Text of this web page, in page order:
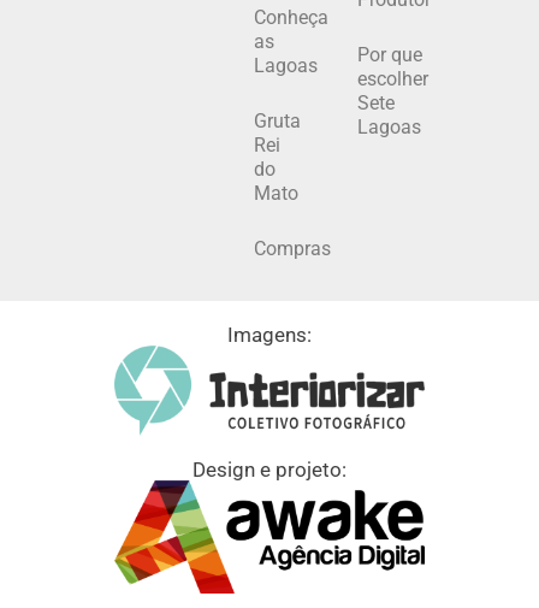
Conheça
as
Lagoas
Gruta
Rei
do
Mato
Compras
Por que
escolher
Sete
Lagoas
Imagens:
Design e projeto: